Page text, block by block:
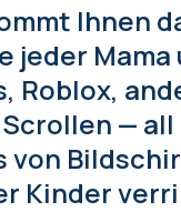
Ihnen
Mama
Roblox,
—
von
Kinder